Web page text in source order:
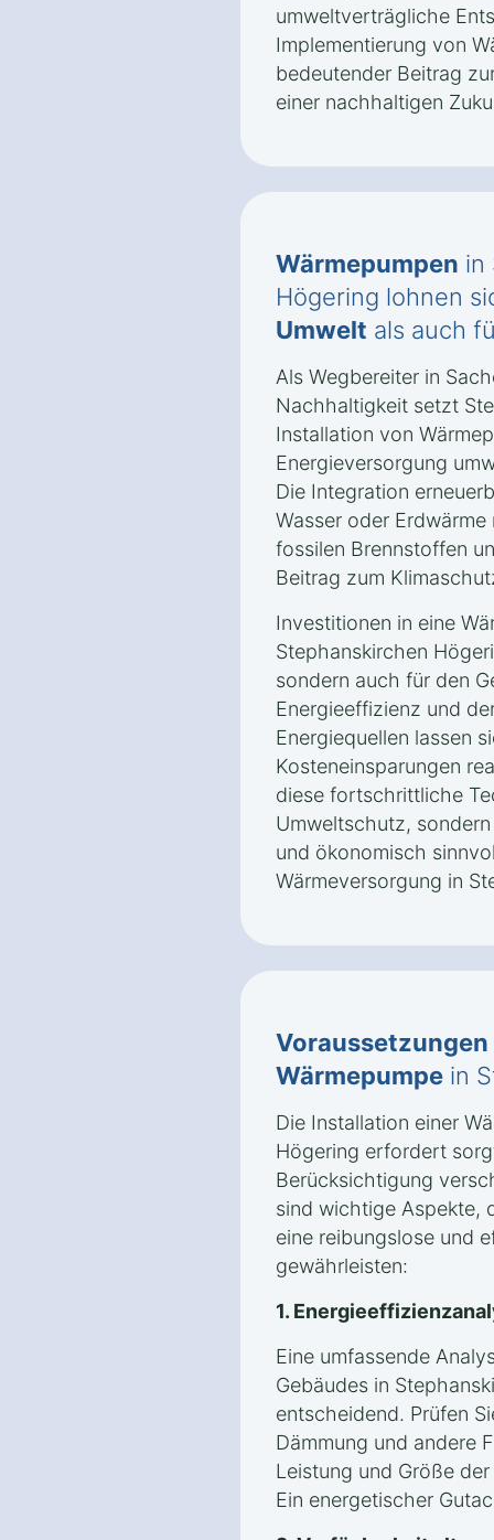
umweltverträgliche
Implementierung von
bedeutender Beitrag
einer nachhaltigen
Wärmepumpen in
Högering lohnen
Umwelt als auch
Als Wegbereiter in
Nachhaltigkeit setzt
Installation von
Energieversorgung
Die Integration
Wasser oder
fossilen Brennstoffen
Beitrag zum
Investitionen in eine
Stephanskirchen
sondern auch für den
Energieeffizienz und
Energiequellen lassen
Kosteneinsparungen
diese fortschrittliche
Umweltschutz,
und ökonomisch
Wärmeversorgung in
Voraussetzungen
Wärmepumpe in
Die Installation einer
Högering erfordert
Berücksichtigung
sind wichtige Aspekte,
eine reibungslose und
gewährleisten:
1.
Eine umfassende
Gebäudes in
entscheidend. Prüfen
Dämmung und andere
Leistung und Größe
Ein energetischer